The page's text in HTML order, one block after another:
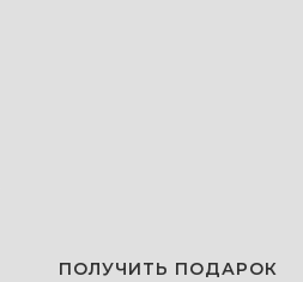
ПОЛУЧИТЬ ПОДАРОК